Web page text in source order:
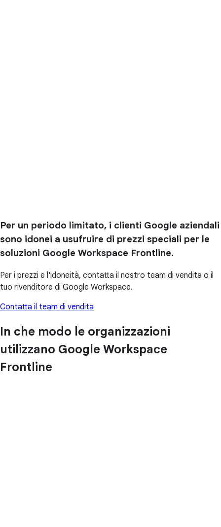
Per un periodo limitato, i clienti Google aziendali
sono idonei a usufruire di prezzi speciali per le
soluzioni Google Workspace Frontline.
Per i prezzi e l'idoneità, contatta il nostro team di vendita o il
tuo rivenditore di Google Workspace.
Contatta il team di vendita
In che modo le organizzazioni
utilizzano Google Workspace
Frontline